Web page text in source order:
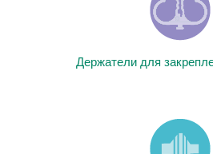
Держатели для